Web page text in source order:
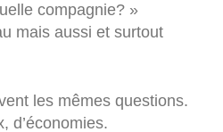
compagnie? »
mais aussi et surtout
les mêmes questions.
d’économies.